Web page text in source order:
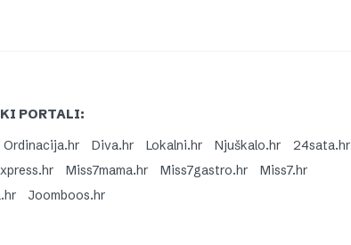
PORTALI:
Ordinacija.hr Diva.hr Lokalni.hr Njuškalo.hr
24sata.hr
Miss7mama.hr Miss7gastro.hr
Miss7.hr
Joomboos.hr